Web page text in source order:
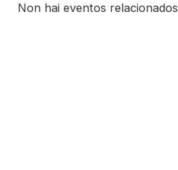
Non hai eventos relacionados